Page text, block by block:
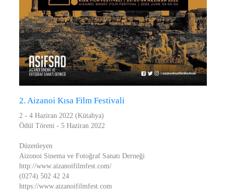
2. Aizanoi Kısa Film Festivali
2 - 4 Haziran 2022 (Kütahya)
Ödül Töreni - 5 Haziran 2022
Düzenleyen
Aizonoi Sinema ve Fotoğraf Sanatı Derneği
http://www.aizanoifilmfest.com/
(0274) 502 42 24
https://www.aizanoifilmfest.com